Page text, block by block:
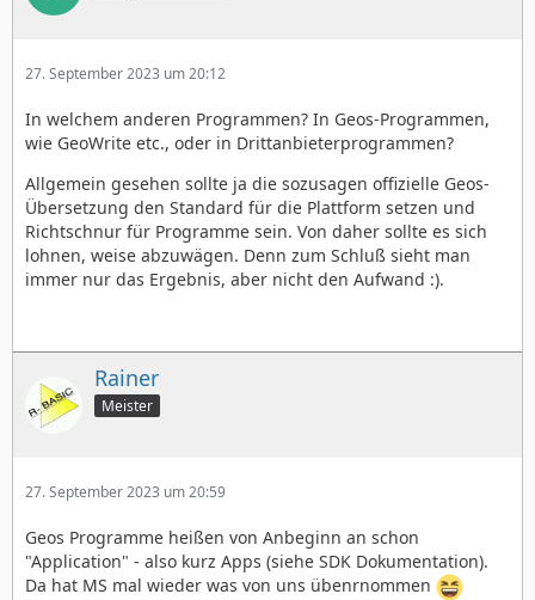
27. September 2023 um 20:12
In welchem anderen Programmen? In Geos-Programmen,
wie GeoWrite etc., oder in Drittanbieterprogrammen?
Allgemein gesehen sollte ja die sozusagen offizielle Geos-
Übersetzung den Standard für die Plattform setzen und
Richtschnur für Programme sein. Von daher sollte es sich
lohnen, weise abzuwägen. Denn zum Schluß sieht man
immer nur das Ergebnis, aber nicht den Aufwand :).
Rainer
Meister
27. September 2023 um 20:59
Geos Programme heißen von Anbeginn an schon
"Application" - also kurz Apps (siehe SDK Dokumentation).
Da hat MS mal wieder was von uns übenrnommen